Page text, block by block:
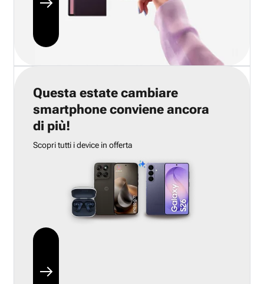
Questa estate cambiare
smartphone conviene ancora
di più!
Scopri tutti i device in offerta